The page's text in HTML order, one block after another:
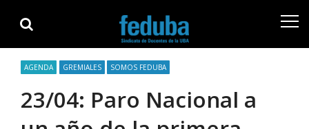
navigation
content
AGENDA GREMIALES SOMOS FEDUBA
23/04: Paro Nacional a